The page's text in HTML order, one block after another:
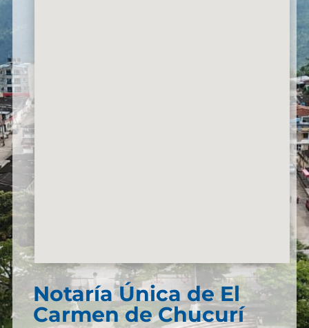
Notaría Única de El
Carmen de Chucurí